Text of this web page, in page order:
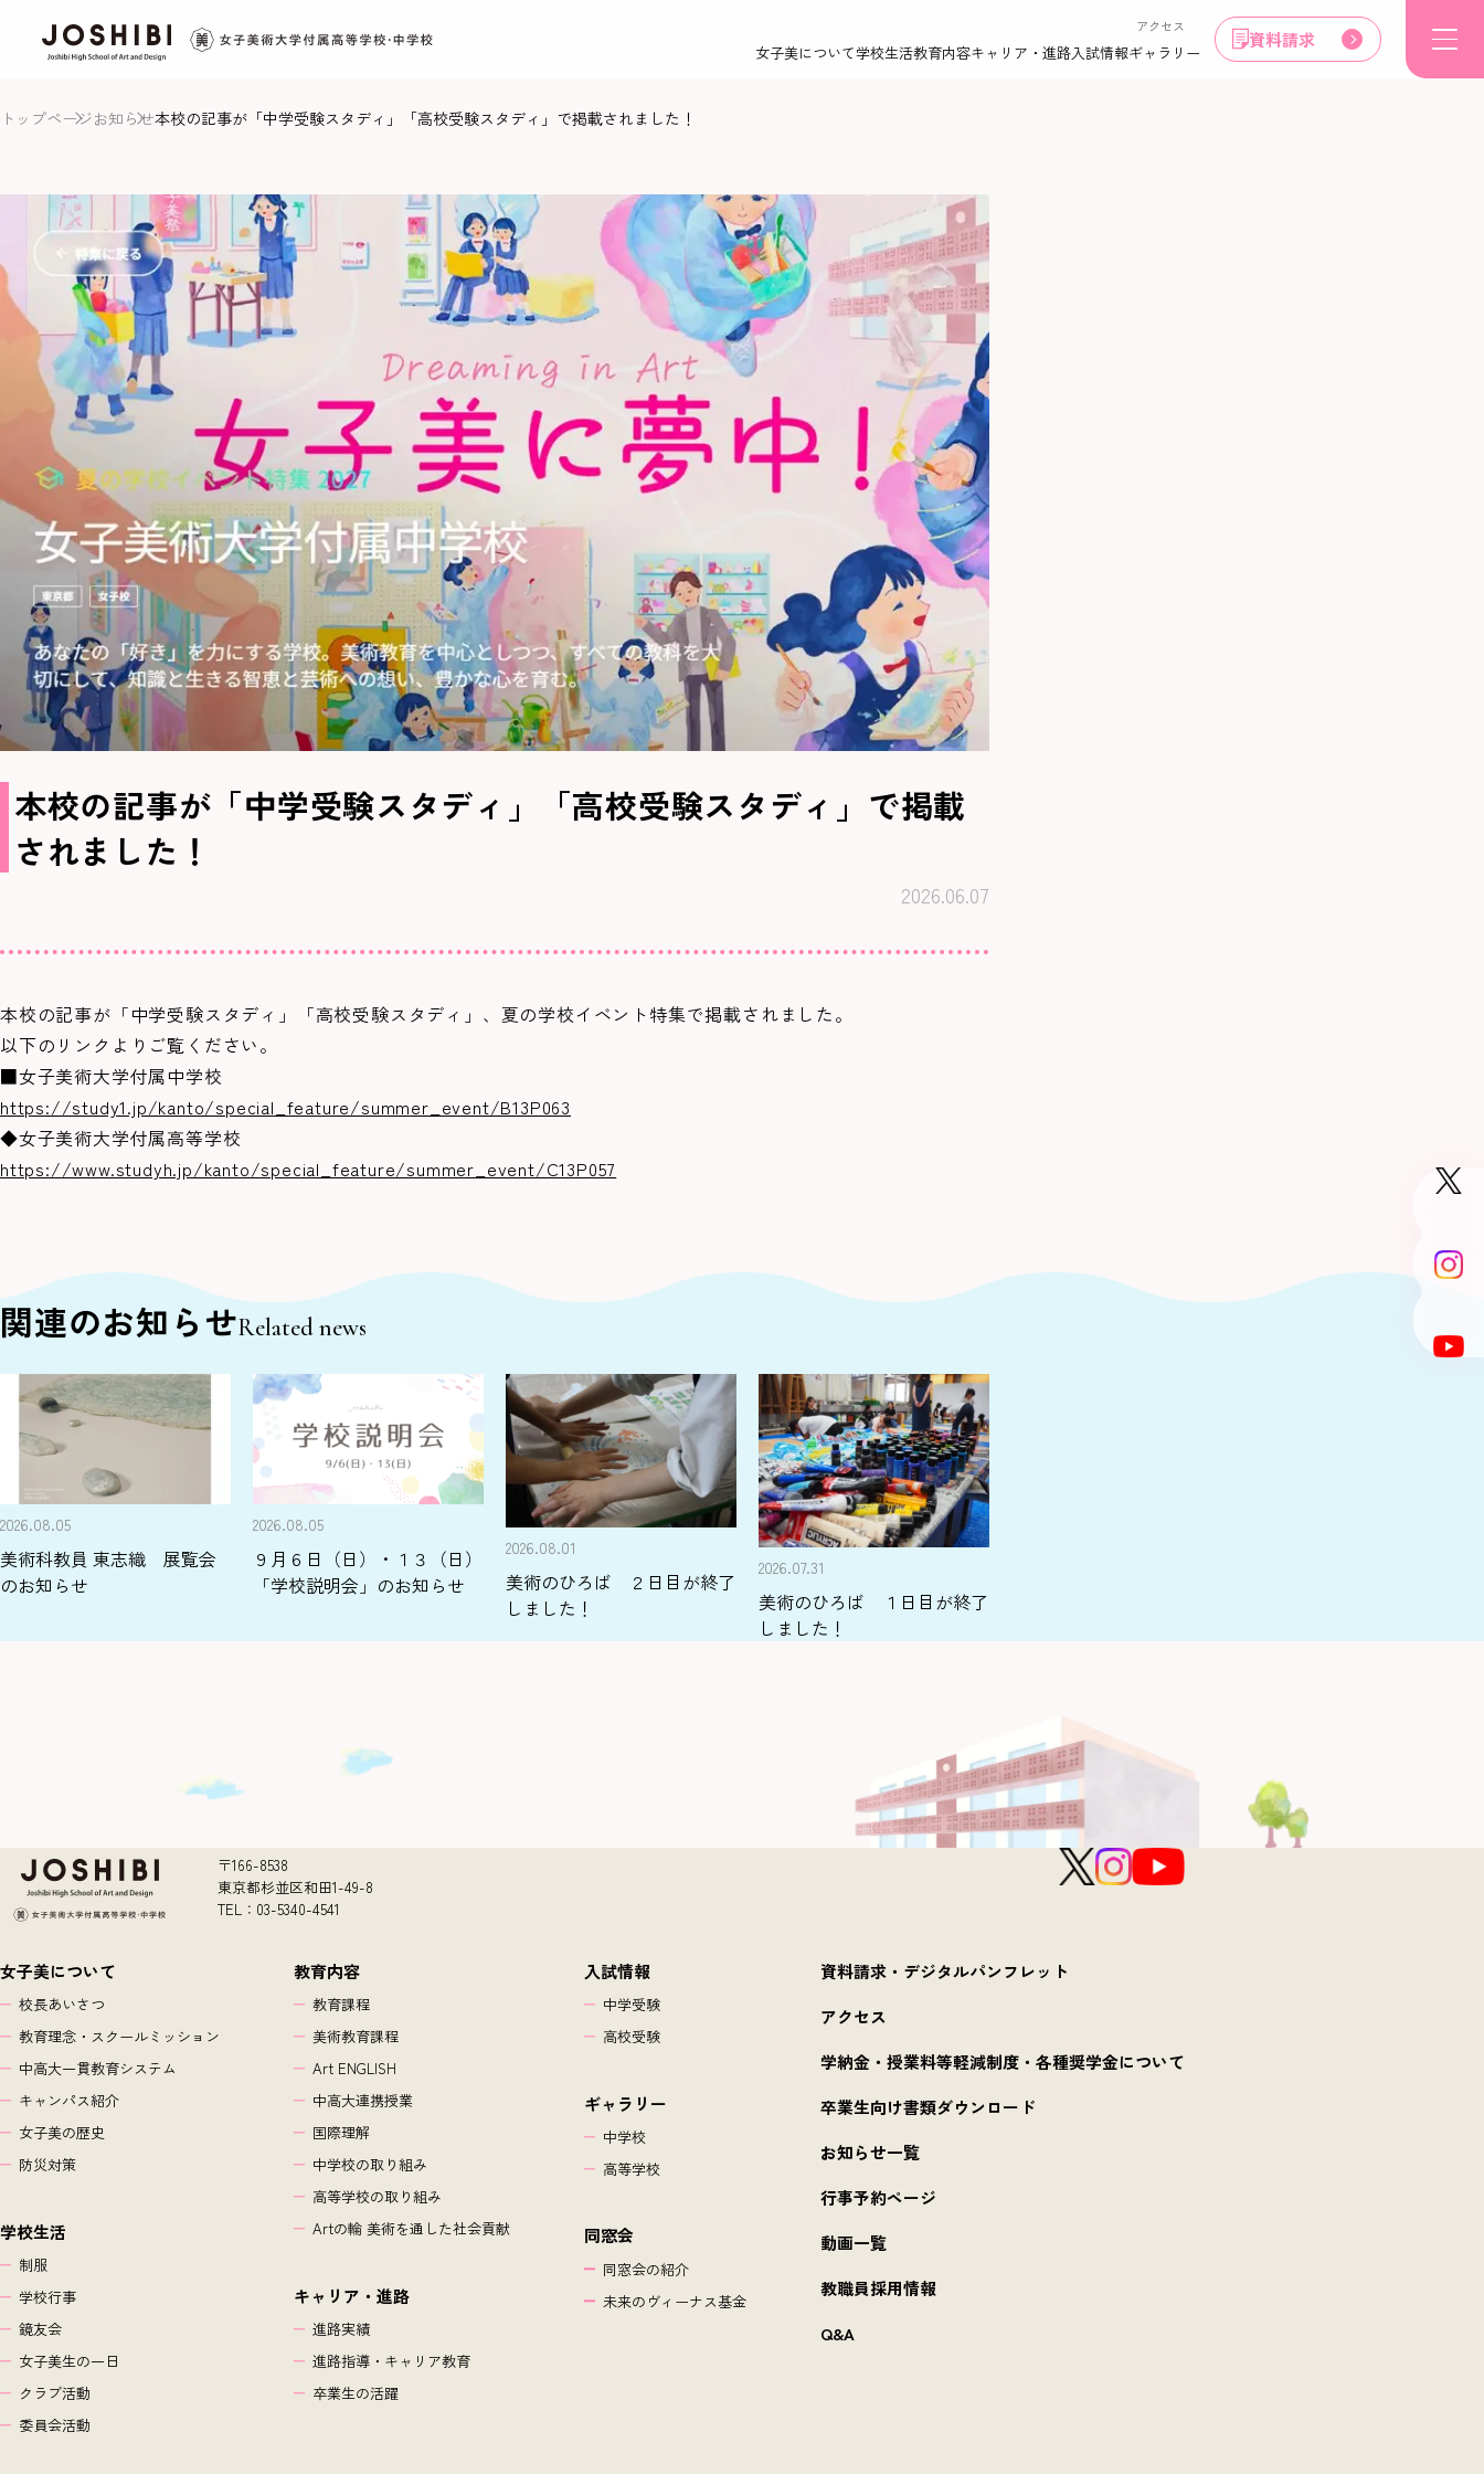
アクセス
女子美について学校生活教育内容キャリア・進路入試情報ギャラリー
資料請求
トップページお知らせ本校の記事が「中学受験スタディ」「高校受験スタディ」で掲載されました！
本校の記事が「中学受験スタディ」「高校受験スタディ」で掲載
されました！
2026.06.07
本校の記事が「中学受験スタディ」「高校受験スタディ」、夏の学校イベント特集で掲載されました。
以下のリンクよりご覧ください。
■女子美術大学付属中学校
https://study1.jp/kanto/special_feature/summer_event/B13P063
◆女子美術大学付属高等学校
https://www.studyh.jp/kanto/special_feature/summer_event/C13P057
関連のお知らせRelated news
2026.08.05
美術科教員 東志織 展覧会
のお知らせ
2026.08.05
９月６日（日）・１３（日）
「学校説明会」のお知らせ
2026.08.01
美術のひろば ２日目が終了
しました！
2026.07.31
美術のひろば １日目が終了
しました！
〒166-8538
東京都杉並区和田1-49-8
TEL：03-5340-4541
女子美について
校長あいさつ
教育理念・スクールミッション
中高大一貫教育システム
キャンパス紹介
女子美の歴史
防災対策
学校生活
制服
学校行事
鏡友会
女子美生の一日
クラブ活動
委員会活動
教育内容
教育課程
美術教育課程
Art ENGLISH
中高大連携授業
国際理解
中学校の取り組み
高等学校の取り組み
Artの輪 美術を通した社会貢献
キャリア・進路
進路実績
進路指導・キャリア教育
卒業生の活躍
入試情報
中学受験
高校受験
ギャラリー
中学校
高等学校
同窓会
同窓会の紹介
未来のヴィーナス基金
資料請求・デジタルパンフレット
アクセス
学納金・授業料等軽減制度・各種奨学金について
卒業生向け書類ダウンロード
お知らせ一覧
行事予約ページ
動画一覧
教職員採用情報
Q&A